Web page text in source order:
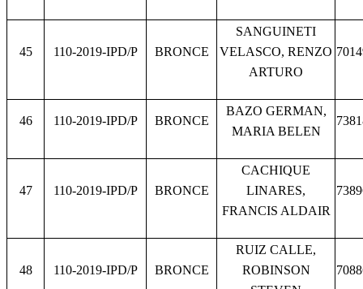
45 110-2019-IPD/P BRONCE
SANGUINETI
VELASCO, RENZO
ARTURO
46 110-2019-IPD/P BRONCE
BAZO GERMAN,
MARIA BELEN
47 110-2019-IPD/P BRONCE
CACHIQUE
LINARES,
FRANCIS ALDAIR
48 110-2019-IPD/P BRONCE
RUIZ CALLE,
ROBINSON